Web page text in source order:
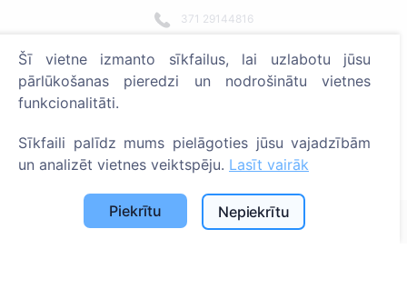
371 29144816
Strādājam visā Latvijā!
Administratoriem
© 2013 - 2026 Cemety Visas tiesības aizsargātas
Privātuma politika un noteikumi.
Šī vietne izmanto sīkfailus, lai uzlabotu jūsu
pārlūkošanas pieredzi un nodrošinātu vietnes
funkcionalitāti.
Sīkfaili palīdz mums pielāgoties jūsu vajadzībām
un analizēt vietnes veiktspēju. Lasīt vairāk
Piekrītu Nepiekrītu